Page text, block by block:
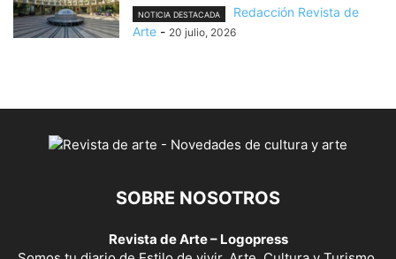
NOTICIA DESTACADA
Redacción Revista de
Arte - 20 julio, 2026
SOBRE NOSOTROS
Revista de Arte – Logopress